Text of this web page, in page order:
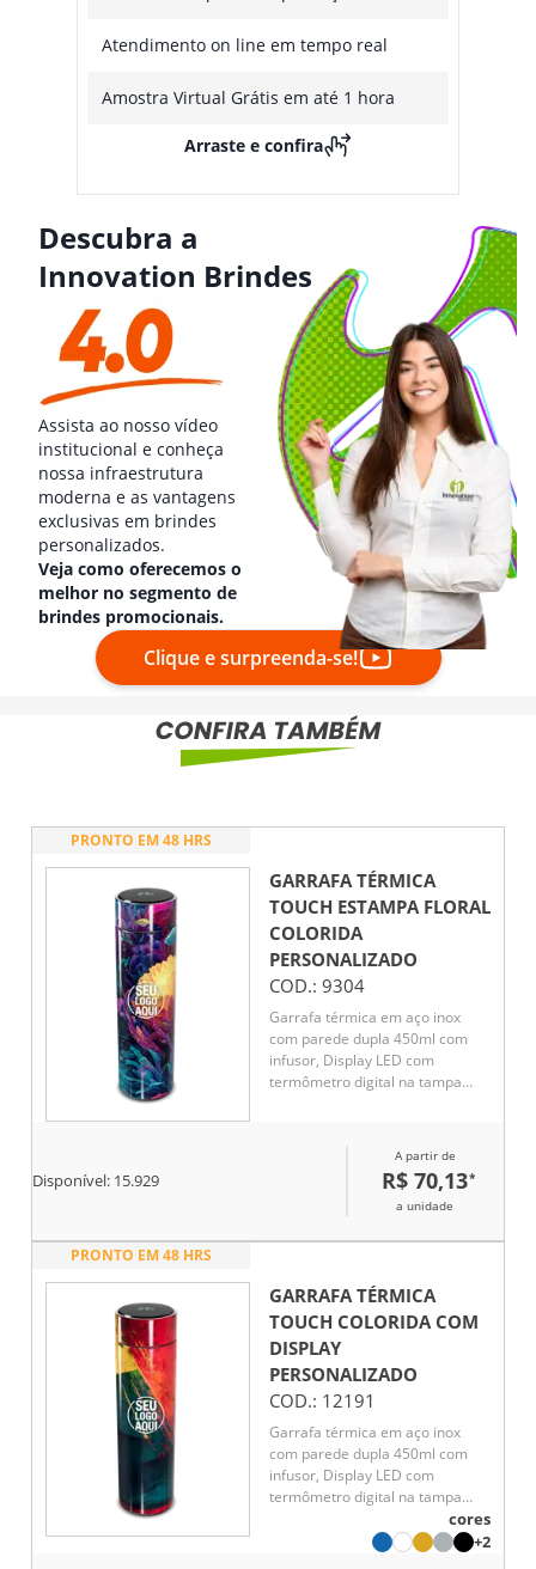
Atendimento on line em tempo real
Amostra Virtual Grátis em até 1 hora
Arraste e confira
Descubra a
Innovation Brindes
Assista ao nosso vídeo
institucional e conheça
nossa infraestrutura
moderna e as vantagens
exclusivas em brindes
personalizados.
Veja como oferecemos o
melhor no segmento de
brindes promocionais.
Clique e surpreenda-se!
PRONTO EM 48 HRS
GARRAFA TÉRMICA
TOUCH ESTAMPA FLORAL
COLORIDA
PERSONALIZADO
COD.: 9304
Garrafa térmica em aço inox
com parede dupla 450ml com
infusor, Display LED com
termômetro digital na tampa
Disponível: 15.929
A partir de
R$ 70,13*
a unidade
PRONTO EM 48 HRS
GARRAFA TÉRMICA
TOUCH COLORIDA COM
DISPLAY
PERSONALIZADO
COD.: 12191
Garrafa térmica em aço inox
com parede dupla 450ml com
infusor, Display LED com
termômetro digital na tampa
para indicar a temperatura do
líquido, Conserva líquido quente
cores
+2